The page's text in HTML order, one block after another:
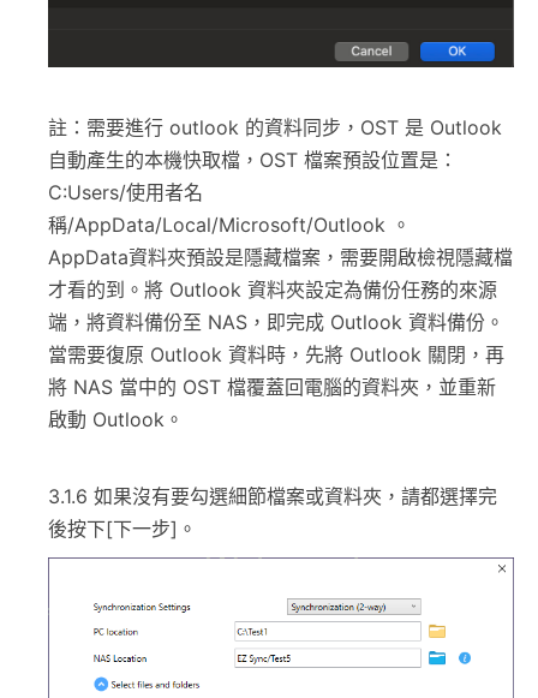
註：需要進行 outlook 的資料同步，OST 是 Outlook
自動產生的本機快取檔，OST 檔案預設位置是：
C:Users/使用者名
稱/AppData/Local/Microsoft/Outlook 。
AppData資料夾預設是隱藏檔案，需要開啟檢視隱藏檔
才看的到。將 Outlook 資料夾設定為備份任務的來源
端，將資料備份至 NAS，即完成 Outlook 資料備份。
當需要復原 Outlook 資料時，先將 Outlook 關閉，再
將 NAS 當中的 OST 檔覆蓋回電腦的資料夾，並重新
啟動 Outlook。
3.1.6 如果沒有要勾選細節檔案或資料夾，請都選擇完
後按下[下一步]。